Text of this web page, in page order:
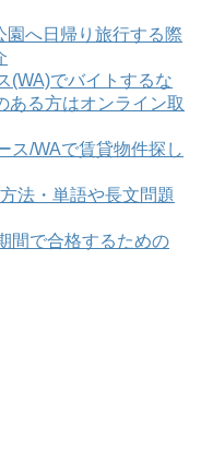
園へ日帰り旅行する際
(WA)でバイトするな
ある方はオンライン取
ス/WAで賃貸物件探し
法・単語や長文問題
間で合格するための